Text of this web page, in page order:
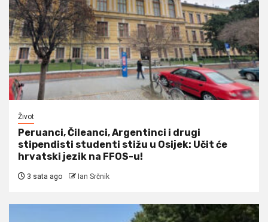
Život
Peruanci, Čileanci, Argentinci i drugi
stipendisti studenti stižu u Osijek: Učit će
hrvatski jezik na FFOS-u!
3 sata ago Ian Srčnik